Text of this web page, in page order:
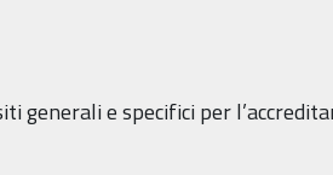
generali e specifici per